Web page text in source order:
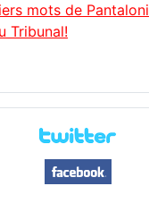
mots de Pantaloni
Tribunal!